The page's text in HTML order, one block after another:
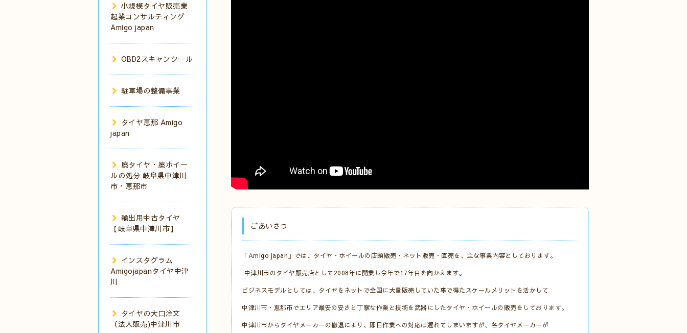
ごあいさつ
「Amigo japan」では、タイヤ・ホイールの店頭販売・ネット販売・直売を、主な事業内容としております。
中津川市のタイヤ販売店として2008年に開業し今年で17年目を向かえます。
ビジネスモデルとしては、タイヤをネットで全国に大量販売していた事で得たスケールメリットを活かして
中津川市・恵那市でエリア最安の安さと丁寧な作業と技術を武器にしたタイヤ・ホイールの販売をしております。
中津川市からタイヤメーカーの撤退により、即日作業への対応は遅れてしまいますが、各タイヤメーカーが
小規模タイヤ販売業
起業コンサルティング
Amigo japan
OBD2スキャンツール
駐車場の整備事業
タイヤ恵那 Amigo
japan
廃タイヤ・廃ホイー
ルの処分 岐阜県中津川
市・恵那市
輸出用中古タイヤ
【岐阜県中津川市】
インスタグラム
Amigojapanタイヤ中津
川
タイヤの大口注文
（法人販売)中津川市